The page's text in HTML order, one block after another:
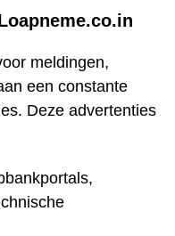
meldingen,
een constante
Deze advertenties